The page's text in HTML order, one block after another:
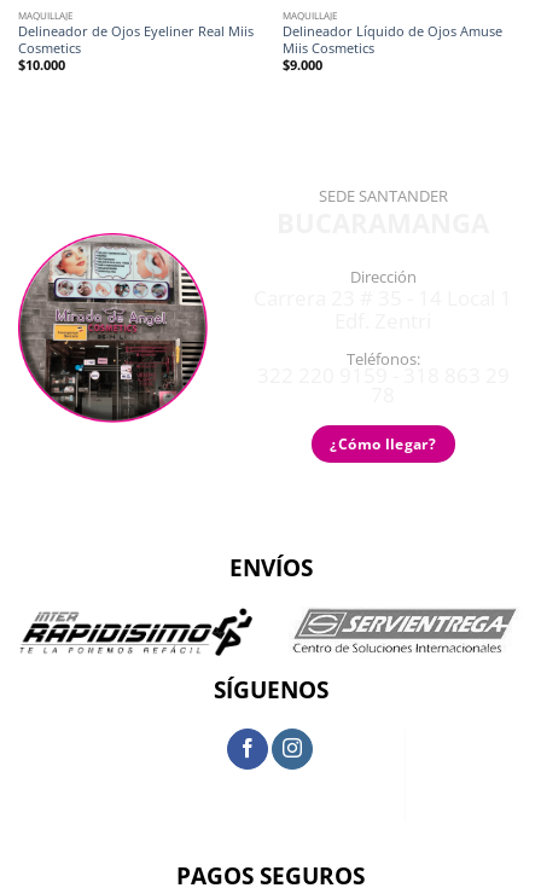
MAQUILLAJE
Delineador de Ojos Eyeliner Real Miis
Cosmetics
$10.000
MAQUILLAJE
Delineador Líquido de Ojos Amuse
Miis Cosmetics
$9.000
SEDE SANTANDER
Dirección
Teléfonos:
¿Cómo llegar?
ENVÍOS
SÍGUENOS
PAGOS SEGUROS